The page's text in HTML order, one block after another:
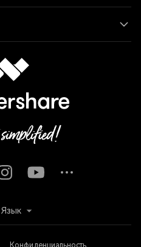
Конфиденциальность
Язык